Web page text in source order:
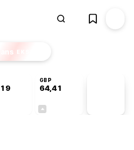
EKSTRA
GBP
64,41